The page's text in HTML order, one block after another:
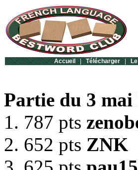
Accueil | Télécharger |
Partie du 3 mai
1. 787 pts
2. 652 pts ZNK